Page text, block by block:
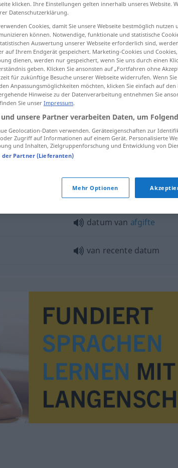
antippen)
datum van ontvangst
datum van afgifte
van recente datum
klicken. Ihre Einstellungen gelten innerhalb unseres Website.
Datenschutzerklärung.
Cookies, damit Sie unsere Webseite bestmöglich nutzen
können. Notwendige, funktionale und statistische
Auswertung unserer Webseite erforderlich sind,
auf Ihrem Endgerät gespeichert. Marketing-Cookies und
dienen, werden nur gespeichert, wenn Sie uns durch einen
geben. Klicken Sie ansonsten auf „Fortfahren ohne
für zukünftige Besuche unserer Webseite widerrufen. Wenn
Anpassungsmöglichkeiten möchten, klicken Sie einfach auf
Hinweise zu der Datenverarbeitung entnehmen Sie
Sie unser Impressum.
unsere Partner verarbeiten Daten, um
Geolocation-Daten verwenden. Geräteeigenschaften zur
Zugriff auf Informationen auf einem Gerät. Personalisierte
und Inhalten, Zielgruppenforschung und Entwicklung von
der Partner (Lieferanten)
Mehr Optionen